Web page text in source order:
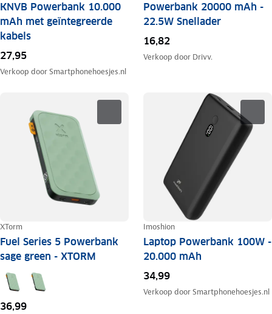
KNVB Powerbank 10.000
mAh met geïntegreerde
kabels
27,95
Verkoop doorSmartphonehoesjes.nl
Powerbank 20000 mAh -
22.5W Snellader
16,82
Verkoop door Drivv.
XTorm
Fuel Series 5 Powerbank
sage green - XTORM
36,99
Imoshion
Laptop Powerbank 100W -
20.000 mAh
34,99
Verkoop doorSmartphonehoesjes.nl